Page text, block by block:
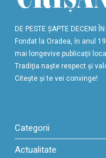
DE PESTE ŞAPTE DECENII
Fondat la Oradea, în anul
mai longevive publicaţii
Tradiţia naşte respect şi
Citeşte şi te vei convinge!
Categorii
Actualitate